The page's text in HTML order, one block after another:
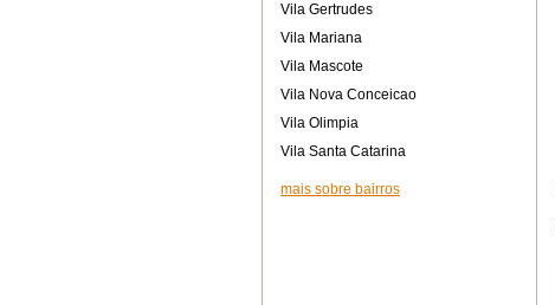
Vila Gertrudes
Vila Mariana
Vila Mascote
Vila Nova Conceicao
Vila Olimpia
Vila Santa Catarina
mais sobre bairros